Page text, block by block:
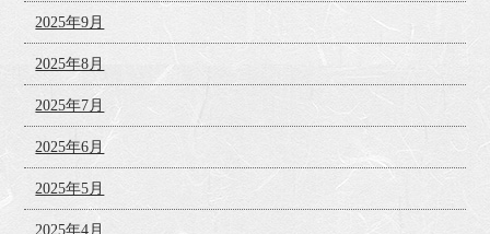
2025年9月
2025年8月
2025年7月
2025年6月
2025年5月
2025年4月